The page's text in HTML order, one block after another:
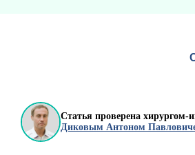
Статья проверена хирургом-
Диковым Антоном